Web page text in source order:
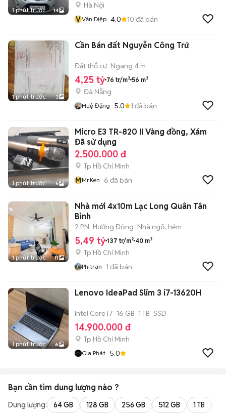
1 phút trước 14
Hà Nội
VVăn Diệp 4.0 10 đã bán
1 phút trước 3
Cần Bán đất Nguyễn Công Trứ
Đất thổ cư Ngang 4 m
4,25 tỷ 76 tr/m² 56 m²
Đà Nẵng
Huệ Đặng 5.0 1 đã bán
1 phút trước 5
Micro E3 TR-820 II Vàng đồng, Xám
Đã sử dụng
2.500.000 đ
Tp Hồ Chí Minh
MMr.ken 6 đã bán
1 phút trước 11
Nhà mới 4x10m Lạc Long Quân Tân
Bình
2 PN Hướng Đông Nhà ngõ, hẻm
5,49 tỷ 137 tr/m² 40 m²
Tp Hồ Chí Minh
Phitran 1 đã bán
1 phút trước 6
Lenovo IdeaPad Slim 3 i7-13620H
Intel Core i7 16 GB 1 TB SSD
14.900.000 đ
Tp Hồ Chí Minh
Gia Phát 5.0
Bạn cần tìm dung lượng nào ?
Dung lượng: 64 GB 128 GB 256 GB 512 GB 1 TB